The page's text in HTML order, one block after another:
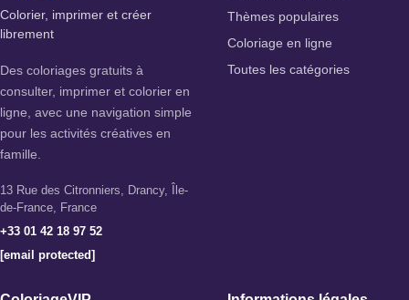
Colorier, imprimer et créer
librement
Des coloriages gratuits à
consulter, imprimer et colorier en
ligne, avec une navigation simple
pour les activités créatives en
famille.
13 Rue des Citronniers, Drancy, Île-
de-France, France
+33 01 42 18 97 52
[email protected]
Thèmes populaires
Coloriage en ligne
Toutes les catégories